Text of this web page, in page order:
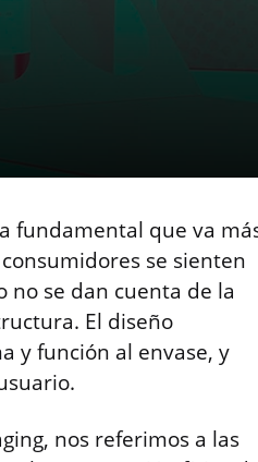
fundamental que va
se sienten
no se dan cuenta de la
El diseño
y función al envase, y
nos referimos a las